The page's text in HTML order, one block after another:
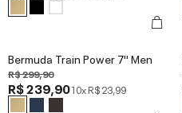
Bermuda Train Power 7'' Men
R$ 299,90
R$ 239,9010xR$ 23,99